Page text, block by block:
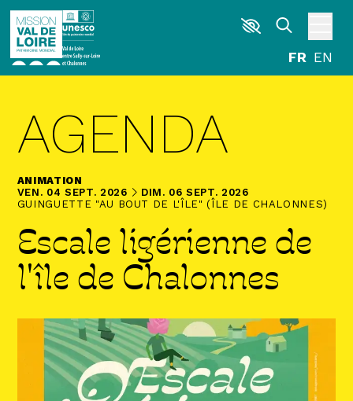
Aller au contenu principal
AGENDA
ANIMATION
DU
VENDREDI
VEN. 04 SEPTEMBRE
SEPT. 2026 AU
DIMANCHE
DIM. 06 SEPTEMBRE
SEPT. 2026
GUINGUETTE "AU BOUT DE L'ÎLE" (ÎLE DE CHALONNES)
Escale ligérienne de
l'île de Chalonnes
DÉCOUVRIR
EXPLORER
HABITER
AGENDA
ACTUALITÉS
RESSOURCES
ICONOTHÈQUE
LA MISSION VAL DE LOIRE
G La Garzette
Le journal le plus lu les pieds dans l'eau.
Abonnez-vous !
La Newsletter